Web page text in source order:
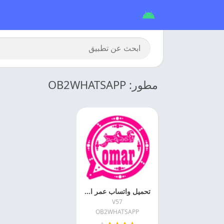
مطور: OB2WHATSAPP
تحميل واتساب عمر الوردي 2026 Ob2whatsapp للاندرويد
V57
OB2WHATSAPP